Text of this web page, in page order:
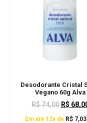
Desodorante Cristal
Vegano 60g Alva
R$74,00 R$
Em até 12x de R$7,03